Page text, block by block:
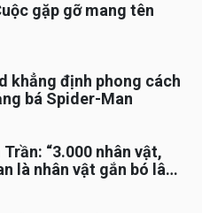
gặp gỡ mang tên
khẳng định phong cách
bá Spider-Man
“3.000 nhân vật,
là nhân vật gắn bó lâu